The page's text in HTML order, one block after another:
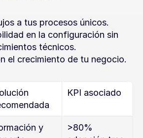
a tus procesos únicos.
en la configuración sin
técnicos.
el crecimiento de tu negocio.
KPI asociado
y
>80%